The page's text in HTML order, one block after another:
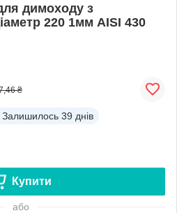
димоходу з
220 1мм AISI 430
₴
Залишилось 39 днів
Купити
або